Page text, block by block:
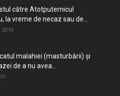
către Atotputernicul
la vreme de necaz sau de...
malahiei (masturbării) şi
de a nu avea...